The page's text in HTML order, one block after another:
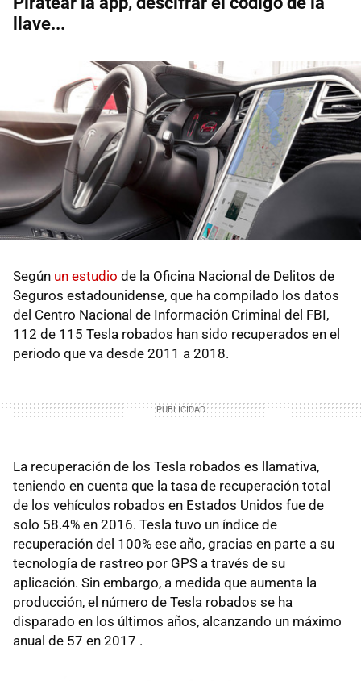
llave...
Según un estudio de la Oficina Nacional de Delitos de
Seguros estadounidense, que ha compilado los datos
del Centro Nacional de Información Criminal del FBI,
112 de 115 Tesla robados han sido recuperados en el
periodo que va desde 2011 a 2018.
La recuperación de los Tesla robados es llamativa,
teniendo en cuenta que la tasa de recuperación total
de los vehículos robados en Estados Unidos fue de
solo 58.4% en 2016. Tesla tuvo un índice de
recuperación del 100% ese año, gracias en parte a su
tecnología de rastreo por GPS a través de su
aplicación. Sin embargo, a medida que aumenta la
producción, el número de Tesla robados se ha
disparado en los últimos años, alcanzando un máximo
anual de 57 en 2017 .